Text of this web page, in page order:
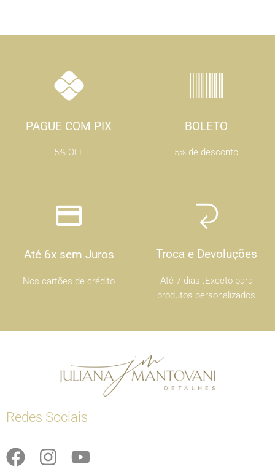
PAGUE COM PIX
5% OFF
BOLETO
5% de desconto
Até 6x sem Juros
Nos cartões de crédito
Troca e Devoluções
Até 7 dias .Exceto para
produtos personalizados
Redes Sociais
F
I
Y